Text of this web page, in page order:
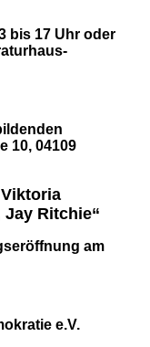
bis 17 Uhr oder
10, 04109
Ritchie“
am
e.V.